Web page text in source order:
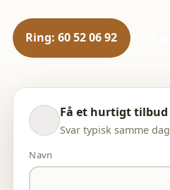
Ring: 60 52 06 92
Få et hurtigt tilbud
Svar typisk samme dag
Navn